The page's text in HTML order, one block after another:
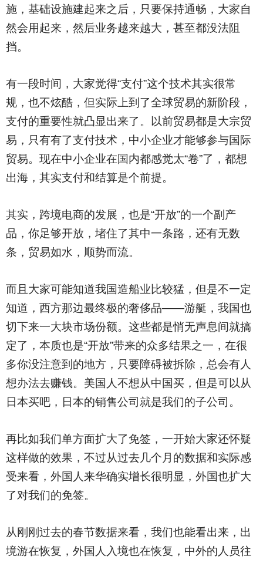
施，基础设施建起来之后，只要保持通畅，大家自
然会用起来，然后业务越来越大，甚至都没法阻
挡。
有一段时间，大家觉得“支付”这个技术其实很常
规，也不炫酷，但实际上到了全球贸易的新阶段，
支付的重要性就凸显出来了。以前贸易都是大宗贸
易，只有有了支付技术，中小企业才能够参与国际
贸易。现在中小企业在国内都感觉太“卷”了，都想
出海，其实支付和结算是个前提。
其实，跨境电商的发展，也是“开放”的一个副产
品，你足够开放，堵住了其中一条路，还有无数
条，贸易如水，顺势而流。
而且大家可能知道我国造船业比较猛，但是不一定
知道，西方那边最终极的奢侈品——游艇，我国也
切下来一大块市场份额。这些都是悄无声息间就搞
定了，本质也是“开放”带来的众多结果之一，在很
多你没注意到的地方，只要障碍被拆除，总会有人
想办法去赚钱。美国人不想从中国买，但是可以从
日本买吧，日本的销售公司就是我们的子公司。
再比如我们单方面扩大了免签，一开始大家还怀疑
这样做的效果，不过从过去几个月的数据和实际感
受来看，外国人来华确实增长很明显，外国也扩大
了对我们的免签。
从刚刚过去的春节数据来看，我们也能看出来，出
境游在恢复，外国人入境也在恢复，中外的人员往